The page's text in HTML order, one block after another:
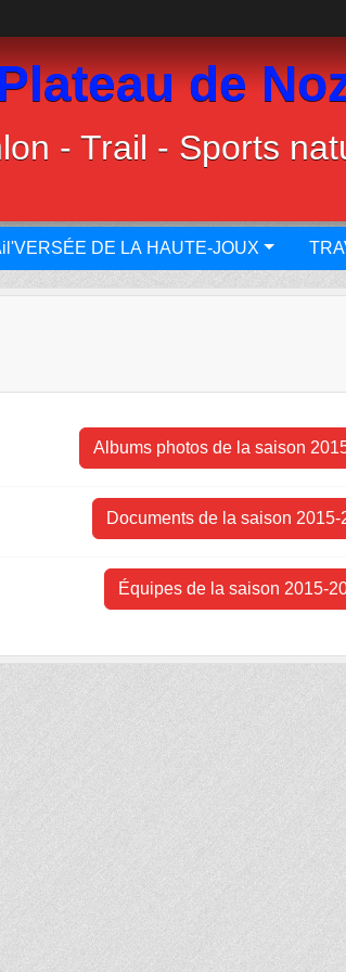
de
- Trail - Sports
DE LA HAUTE-JOUX
Albums photos de la saison
Documents de la saison 2015-
Équipes de la saison 2015-